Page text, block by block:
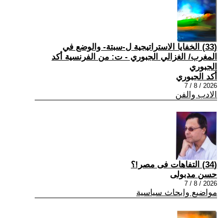
(33) الخفايا الاستراتيجية ل-سبتة- والوضع في
المغرب/ الغزالي الجبوري - ت: من الفرنسية أكد
الجبوري
أكد الجبوري
2026 / 8 / 7
الادب والفن
(34) التفاهات فى مصر!؟
حسن مدبولى
2026 / 8 / 7
مواضيع وابحاث سياسية